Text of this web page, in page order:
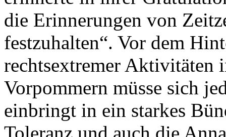
die Erinnerungen von
festzuhalten“. Vor dem
rechtsextremer Aktivitäten
Vorpommern müsse sich
einbringt in ein starkes